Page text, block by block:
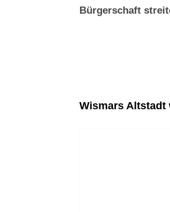
Wismars Altstadt